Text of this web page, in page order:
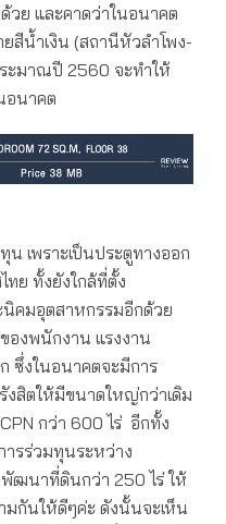
วย และคาดว่าในอนาคต
สีน้ำเงิน (สถานีหัวลำโพง-
ะมาณปี 2560 จะทำให้
อนาคต
เพราะเป็นประตูทางออก
ทย ทั้งยังใกล้ที่ตั้ง
คมอุตสาหกรรมอีกด้วย
องพนักงาน แรงงาน
ซึ่งในอนาคตจะมีการ
งสิตให้มีขนาดใหญ่กว่าเดิม
กว่า 600 ไร่ อีกทั้ง
ารร่วมทุนระหว่าง
พัฒนาที่ดินกว่า 250 ไร่ ให้
มกันให้ดีๆค่ะ ดังนั้นจะเห็น